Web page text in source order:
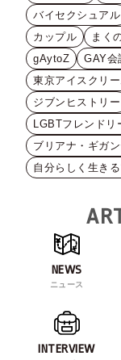
バイセクシュアル
カップル
まく
gAytoZ
GAY会
東京アイスクリ
ジブンヒストリー
LGBTフレンドリ
ブリアナ・ギガ
自分らしく生き
NEWS
ニュース
INTERVIEW